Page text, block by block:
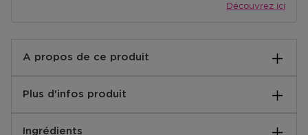
Découvrez ici
A propos de ce produit
Découvrez la fragrance magnétique de la sensualité,
Plus d'infos produit
Musc blanc, Bois de cèdre
Ingrédients